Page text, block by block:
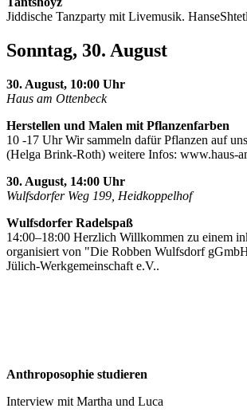
Jiddische Tanzparty mit Livemusik. HanseShtetl
Sonntag, 30. August
30. August, 10:00 Uhr
Haus am Ottenbeck
Herstellen und Malen mit Pflanzenfarben
10 -17 Uhr Wir sammeln dafür Pflanzen auf
(Helga Brink-Roth) weitere Infos: www.haus-
30. August, 14:00 Uhr
Wulfsdorfer Weg 199, Heidkoppelhof
Wulfsdorfer Radelspaß
14:00–18:00 Herzlich Willkommen zu einem
organisiert von "Die Robben Wulfsdorf
Jülich-Werkgemeinschaft e.V..
Anthroposophie studieren
Interview mit Martha und Luca